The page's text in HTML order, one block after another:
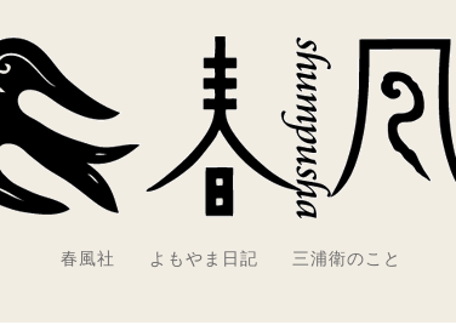
春風社 よもやま日記 三浦衛のこと